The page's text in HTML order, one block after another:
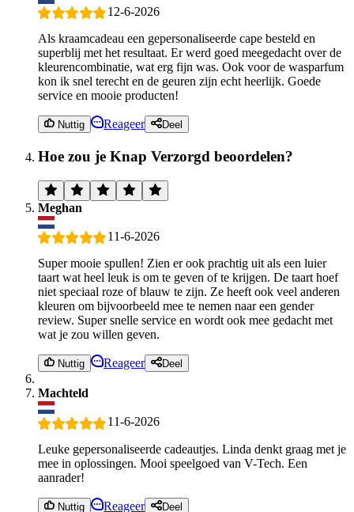
12-6-2026
Als kraamcadeau een gepersonaliseerde cape besteld en
superblij met het resultaat. Er werd goed meegedacht over de
kleurencombinatie, wat erg fijn was. Ook voor de wasparfum
kon ik snel terecht en de geuren zijn echt heerlijk. Goede
service en mooie producten!
Nuttig Reageer Deel
Hoe zou je Knap Verzorgd beoordelen?
Meghan
11-6-2026
Super mooie spullen! Zien er ook prachtig uit als een luier
taart wat heel leuk is om te geven of te krijgen. De taart hoef
niet speciaal roze of blauw te zijn. Ze heeft ook veel anderen
kleuren om bijvoorbeeld mee te nemen naar een gender
review. Super snelle service en wordt ook mee gedacht met
wat je zou willen geven.
Nuttig Reageer Deel
Machteld
11-6-2026
Leuke gepersonaliseerde cadeautjes. Linda denkt graag met je
mee in oplossingen. Mooi speelgoed van V-Tech. Een
aanrader!
Nuttig Reageer Deel